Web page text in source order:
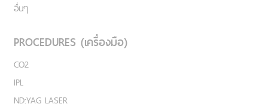
อื่นๆ
PROCEDURES (เครื่องมือ)
CO2
IPL
ND:YAG LASER